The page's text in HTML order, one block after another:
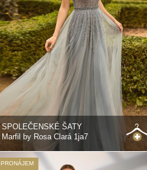
SPOLEČENSKÉ ŠATY
Marfil by Rosa Clará 1ja7
PRONÁJEM